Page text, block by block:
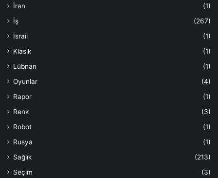
İran
(1)
İş
(267)
İsrail
(1)
Klasik
(1)
Lübnan
(1)
Oyunlar
(4)
Rapor
(1)
Renk
(3)
Robot
(1)
Rusya
(1)
Sağlık
(213)
Seçim
(3)